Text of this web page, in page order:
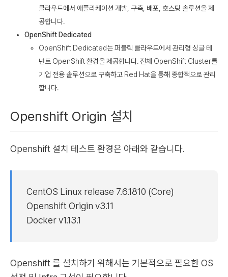
클라우드에서 애플리케이션 개발, 구축, 배포, 호스팅 솔루션을 제
공합니다.
OpenShift Dedicated
OpenShift Dedicated는 퍼블릭 클라우드에서 관리형 싱글 테
넌트 OpenShift 환경을 제공합니다. 전체 OpenShift Cluster를
기업 전용 솔루션으로 구축하고 Red Hat을 통해 종합적으로 관리
합니다.
Openshift Origin 설치
Openshift 설치 테스트 환경은 아래와 같습니다.
CentOS Linux release 7.6.1810 (Core)
Openshift Origin v3.11
Docker v1.13.1
Openshift 를 설치하기 위해서는 기본적으로 필요한 OS